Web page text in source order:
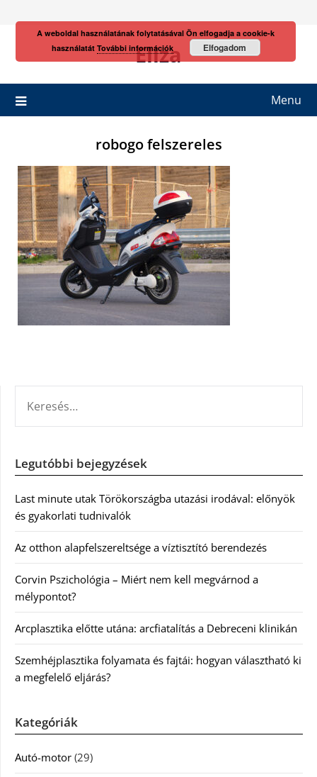
Eliza
Menu
robogo felszereles
Legutóbbi bejegyzések
Last minute utak Törökországba utazási irodával: előnyök
és gyakorlati tudnivalók
Az otthon alapfelszereltsége a víztisztító berendezés
Corvin Pszichológia – Miért nem kell megvárnod a
mélypontot?
Arcplasztika előtte utána: arcfiatalítás a Debreceni klinikán
Szemhéjplasztika folyamata és fajtái: hogyan választható ki
a megfelelő eljárás?
Kategóriák
Autó-motor (29)
A weboldal használatának folytatásával Ön elfogadja a cookie-k
használatát További információk Elfogadom